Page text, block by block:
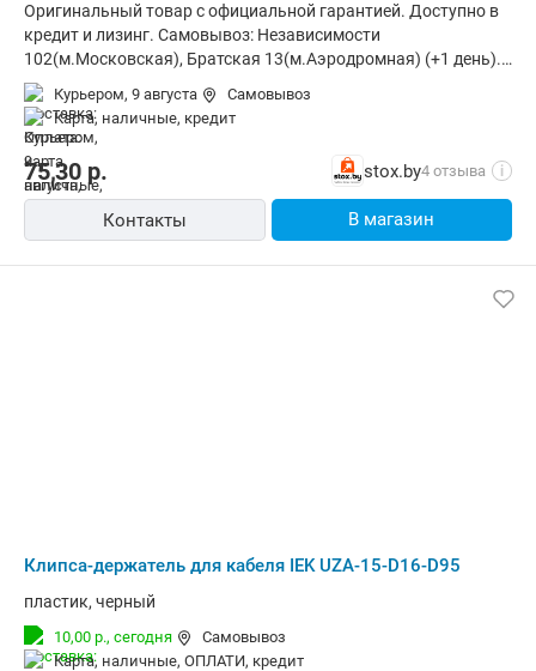
Оригинальный товар с официальной гарантией. Доступно в
кредит и лизинг. Самовывоз: Независимости
102(м.Московская), Братская 13(м.Аэродромная) (+1 день).
Доставка: по Беларуси курьером (за 1-3 дня) и в отделения
Европочты (Минск 1 день, РБ до 4х дней). Корпоративным
клиентам: стоимость с НДС20% (счета от 100руб.)
Курьером, 9 августа
Самовывоз
карта, наличные, кредит
75,30 р. stox.by4 отзыва i
Контакты В магазин
Клипса-держатель для кабеля IEK UZA-15-D16-D95
пластик, черный
10,00 р., сегодня
Самовывоз
карта, наличные, ОПЛАТИ, кредит